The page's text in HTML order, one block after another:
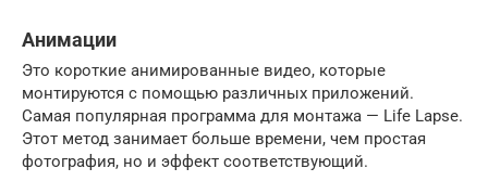
Анимации
Это короткие анимированные видео, которые
монтируются с помощью различных приложений.
Самая популярная программа для монтажа — Life Lapse.
Этот метод занимает больше времени, чем простая
фотография, но и эффект соответствующий.